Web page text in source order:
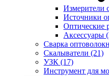
Измерители
Источники
Оптические
Аксессуары
Сварка
Скалыватели (21)
УЗК (17)
Инструмент для